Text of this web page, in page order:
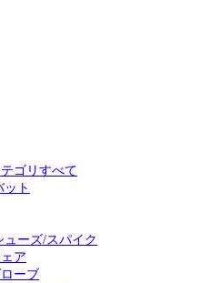
ゴリすべて
ト
ーズ/スパイク
ア
ーブ